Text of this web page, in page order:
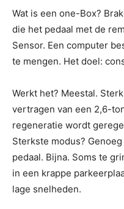
Wat is een one-Box?
die het pedaal met de
Sensor. Een computer
te mengen. Het doel:
Werkt het? Meestal.
vertragen van een 2,6-
regeneratie wordt
Sterkste modus?
pedaal. Bijna. Soms te
in een krappe
lage snelheden.